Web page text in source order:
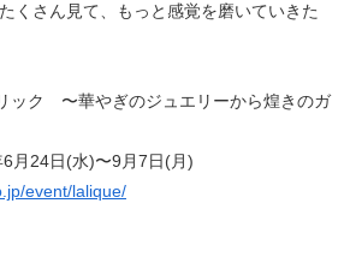
くさん見て、もっと感覚を磨いていきた
ク 〜華やぎのジュエリーから煌きのガ
月24日(水)〜9月7日(月)
event/lalique/